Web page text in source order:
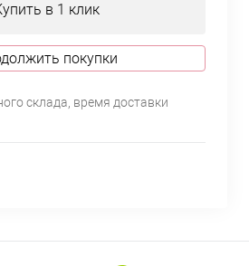
в 1 клик
покупки
склада, время доставки